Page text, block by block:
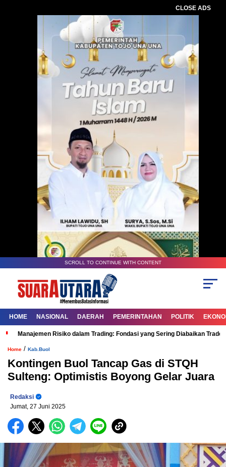
CLOSE ADS
SCROLL TO CONTINUE WITH CONTENT
HOME NASIONAL DAERAH PEMERINTAHAN POLITIK
Manajemen Risiko dalam Trading: Fondasi yang Sering Diabaikan
Home / Kab.Buol
Kontingen Buol Tancap Gas di STQH
Sulteng: Optimistis Boyong Gelar Juara
Redaksi
Jumat, 27 Juni 2025